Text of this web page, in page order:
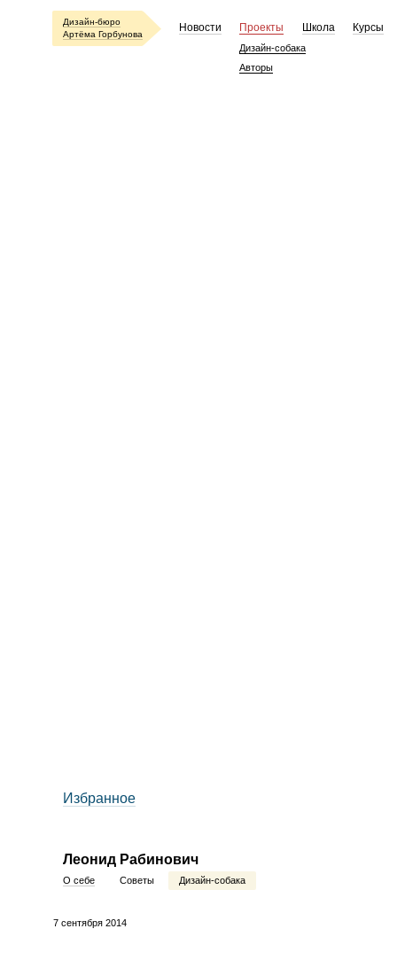
Дизайн-бюро
Артёма Горбунова
Новости Проекты
Дизайн-собака
Авторы
Школа Курсы
Избранное
Леонид Рабинович
О себе Советы Дизайн-собака
7 сентября 2014